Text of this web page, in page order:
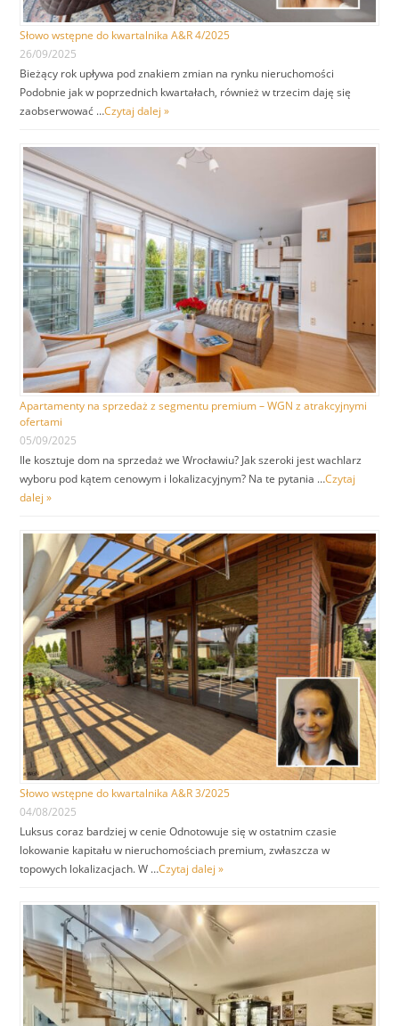
Słowo wstępne do kwartalnika A&R 4/2025
26/09/2025
Bieżący rok upływa pod znakiem zmian na rynku nieruchomości
Podobnie jak w poprzednich kwartałach, również w trzecim daję się
zaobserwować …Czytaj dalej »
Apartamenty na sprzedaż z segmentu premium – WGN z atrakcyjnymi
ofertami
05/09/2025
Ile kosztuje dom na sprzedaż we Wrocławiu? Jak szeroki jest wachlarz
wyboru pod kątem cenowym i lokalizacyjnym? Na te pytania …Czytaj
dalej »
Słowo wstępne do kwartalnika A&R 3/2025
04/08/2025
Luksus coraz bardziej w cenie Odnotowuje się w ostatnim czasie
lokowanie kapitału w nieruchomościach premium, zwłaszcza w
topowych lokalizacjach. W …Czytaj dalej »